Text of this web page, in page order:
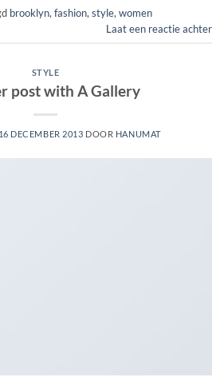
brooklyn, fashion, style, women
Laat een reactie achter
STYLE
post with A Gallery
16 DECEMBER 2013 DOOR HANUMAT